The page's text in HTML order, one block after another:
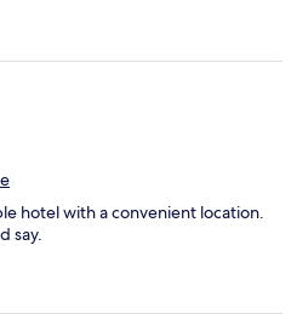
hotel with a convenient location.
say.